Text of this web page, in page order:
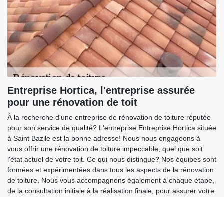
Entreprise Hortica, l'entreprise assurée
pour une rénovation de toit
À la recherche d'une entreprise de rénovation de toiture réputée
pour son service de qualité? L'entreprise Entreprise Hortica située
à Saint Bazile est la bonne adresse! Nous nous engageons à
vous offrir une rénovation de toiture impeccable, quel que soit
l'état actuel de votre toit. Ce qui nous distingue? Nos équipes sont
formées et expérimentées dans tous les aspects de la rénovation
de toiture. Nous vous accompagnons également à chaque étape,
de la consultation initiale à la réalisation finale, pour assurer votre